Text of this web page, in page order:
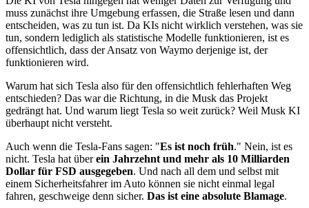
muss zunächst ihre Umgebung erfassen, die Straße lesen und dann
entscheiden, was zu tun ist. Da KIs nicht wirklich verstehen, was sie
tun, sondern lediglich als statistische Modelle funktionieren, ist es
offensichtlich, dass der Ansatz von Waymo derjenige ist, der
funktionieren wird.
Warum hat sich Tesla also für den offensichtlich fehlerhaften Weg
entschieden? Das war die Richtung, in die Musk das Projekt
gedrängt hat. Und warum liegt Tesla so weit zurück? Weil Musk KI
überhaupt nicht versteht.
Auch wenn die Tesla-Fans sagen: "Es ist noch früh." Nein, ist es
nicht. Tesla hat überein Jahrzehnt und mehr als 10 Milliarden
Dollar für FSD ausgegeben. Und nach all dem und selbst mit
einem Sicherheitsfahrer im Auto können sie nicht einmal legal
fahren, geschweige denn sicher. Das ist eine absolute Blamage.